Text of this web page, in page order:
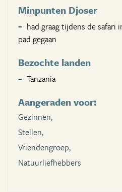
Minpunten Djoser
had graag tijdens de safari
pad gegaan
Bezochte landen
Tanzania
Aangeraden voor:
Gezinnen,
Stellen,
Vriendengroep,
Natuurliefhebbers